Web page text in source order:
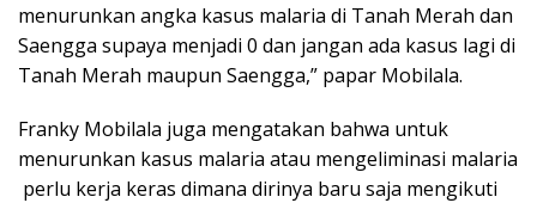
menurunkan angka kasus malaria di Tanah Merah dan
Saengga supaya menjadi 0 dan jangan ada kasus lagi di
Tanah Merah maupun Saengga,” papar Mobilala.
Franky Mobilala juga mengatakan bahwa untuk
menurunkan kasus malaria atau mengeliminasi malaria
perlu kerja keras dimana dirinya baru saja mengikuti